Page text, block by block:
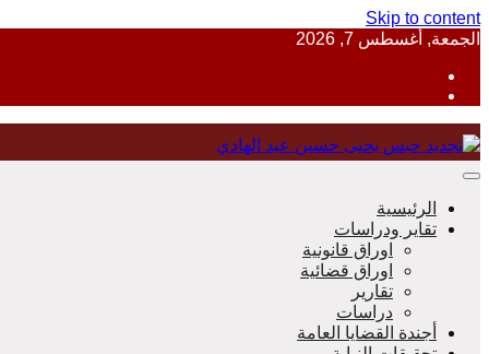
Skip to content
الجمعة, أغسطس 7, 2026
منظمة حقوقية مصرية تدافع عن حقوق الانسان
الرئيسية
تقاير ودراسات
اوراق قانونية
اوراق قضائية
تقارير
دراسات
أجندة القضايا العامة